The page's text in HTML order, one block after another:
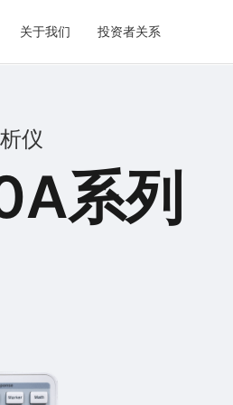
关于我们 投资者关系
仪
系列